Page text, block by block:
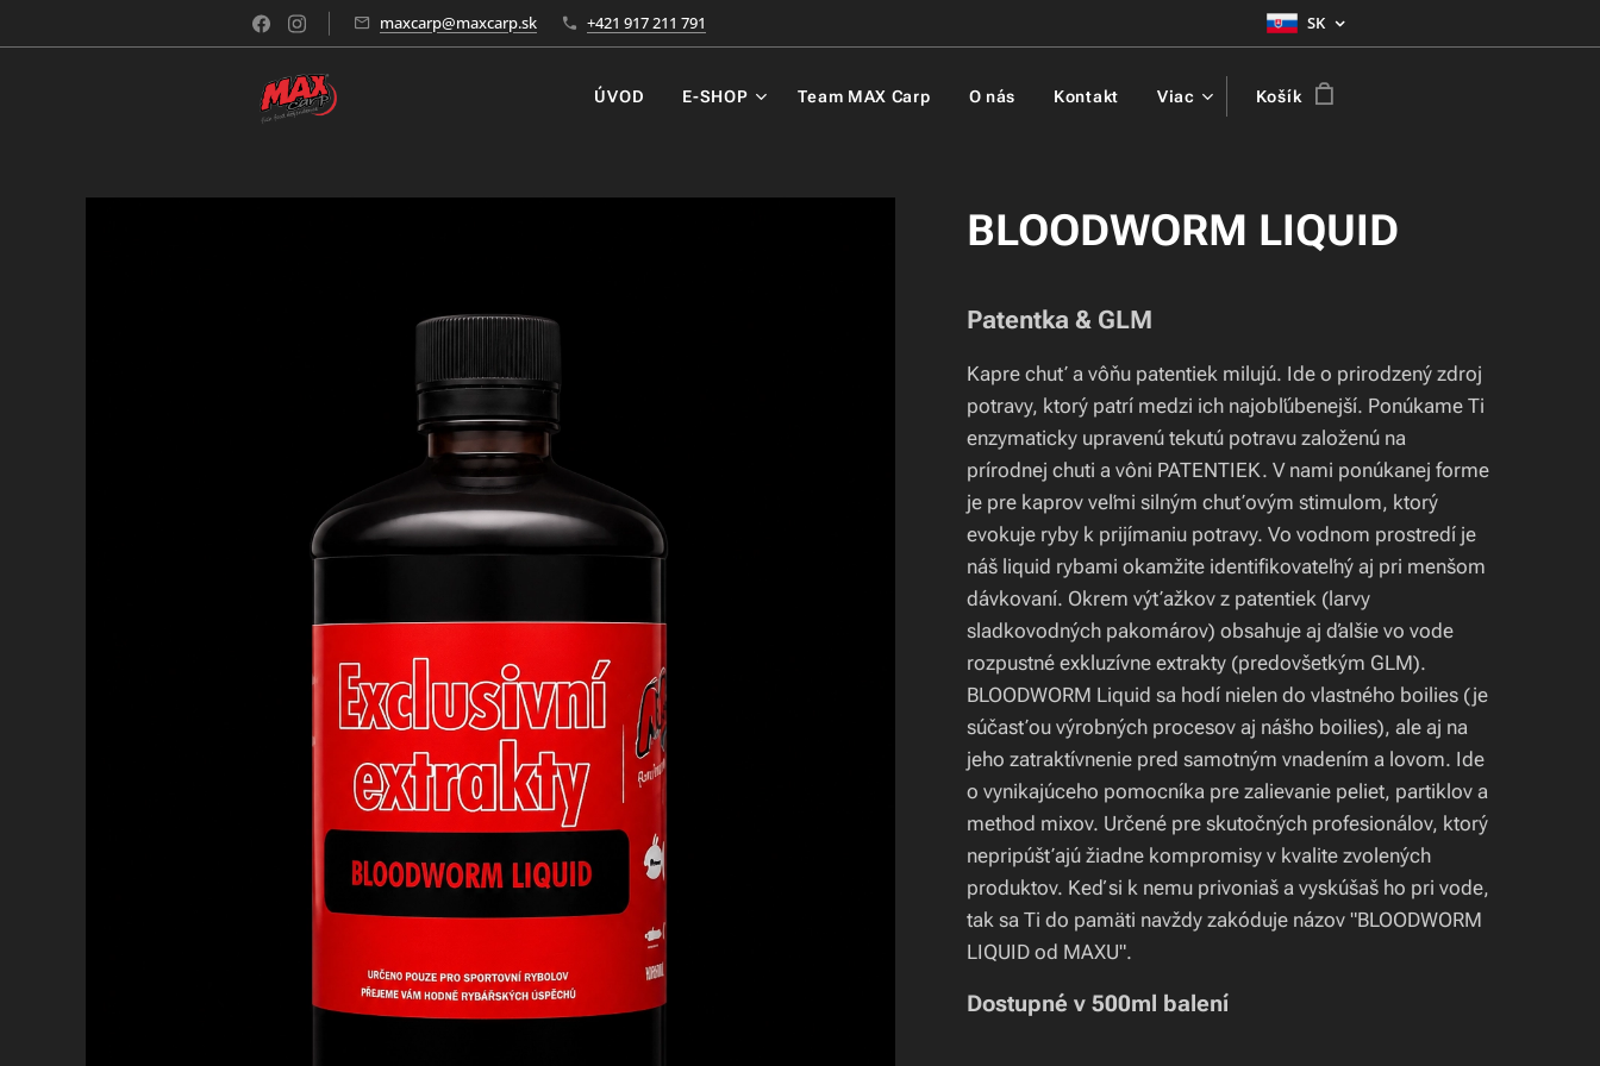
maxcarp@maxcarp.sk +421 917 211 791 SK
ÚVOD E-SHOP Team MAX Carp O nás Kontakt Viac Košík
BLOODWORM LIQUID
Patentka & GLM
Kapre chuť a vôňu patentiek milujú. Ide o prirodzený zdroj
potravy, ktorý patrí medzi ich najobľúbenejší. Ponúkame Ti
enzymaticky upravenú tekutú potravu založenú na
prírodnej chuti a vôni PATENTIEK. V nami ponúkanej forme
je pre kaprov veľmi silným chuťovým stimulom, ktorý
evokuje ryby k prijímaniu potravy. Vo vodnom prostredí je
náš liquid rybami okamžite identifikovateľný aj pri menšom
dávkovaní. Okrem výťažkov z patentiek (larvy
sladkovodných pakomárov) obsahuje aj ďalšie vo vode
rozpustné exkluzívne extrakty (predovšetkým GLM).
BLOODWORM Liquid sa hodí nielen do vlastného boilies (je
súčasťou výrobných procesov aj nášho boilies), ale aj na
jeho zatraktívnenie pred samotným vnadením a lovom. Ide
o vynikajúceho pomocníka pre zalievanie peliet, partiklov a
method mixov. Určené pre skutočných profesionálov, ktorý
nepripúšťajú žiadne kompromisy v kvalite zvolených
produktov. Keď si k nemu privoniaš a vyskúšaš ho pri vode,
tak sa Ti do pamäti navždy zakóduje názov "BLOODWORM
LIQUID od MAXU".
Dostupné v 500ml balení